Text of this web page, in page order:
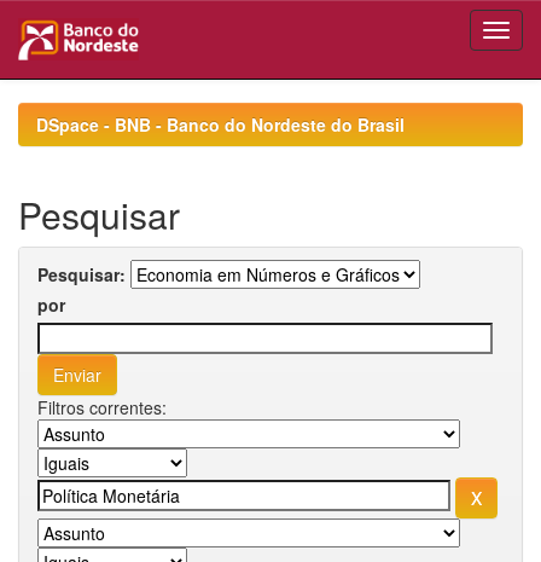
navigationDSpace - BNB - Banco do Nordeste do Brasil
Pesquisar
Pesquisar:
por
Filtros correntes: